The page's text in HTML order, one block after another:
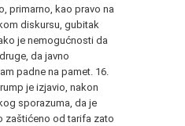
primarno, kao pravo na
diskursu, gubitak
je nemogućnosti da
da javno
padne na pamet. 16.
je izjavio, nakon
sporazuma, da je
zaštićeno od tarifa zato